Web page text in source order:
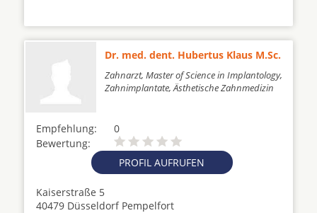
Dr. med. dent. Hubertus Klaus M.Sc.
Zahnarzt, Master of Science in Implantology,
Zahnimplantate, Ästhetische Zahnmedizin
Empfehlung:
0
Bewertung:
PROFIL AUFRUFEN
Kaiserstraße 5
40479 Düsseldorf Pempelfort